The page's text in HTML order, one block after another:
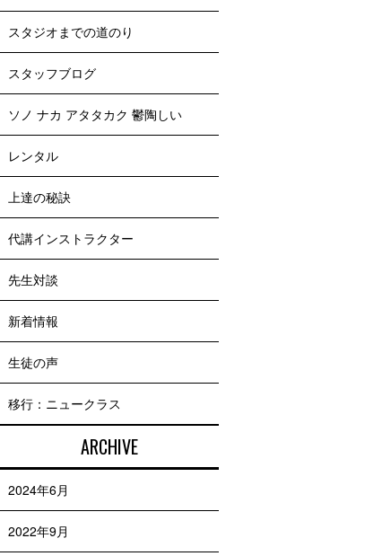
スタジオまでの道のり
スタッフブログ
ソノ ナカ アタタカク 鬱陶しい
レンタル
上達の秘訣
代講インストラクター
先生対談
新着情報
生徒の声
移行：ニュークラス
ARCHIVE
2024年6月
2022年9月